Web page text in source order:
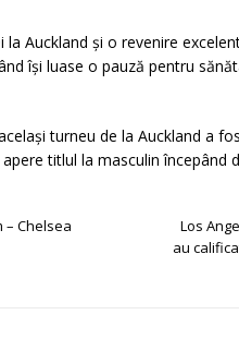
la Auckland și o revenire
își luase o pauză pentru
turneu de la Auckland a
titlul la masculin începând
– Chelsea
Los
au